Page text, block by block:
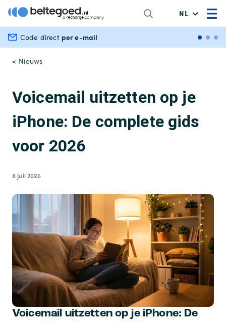
NL
Code direct per e-mail
< Nieuws
Voicemail uitzetten op je
iPhone: De complete gids
voor 2026
8 juli 2026
Voicemail uitzetten op je iPhone: De